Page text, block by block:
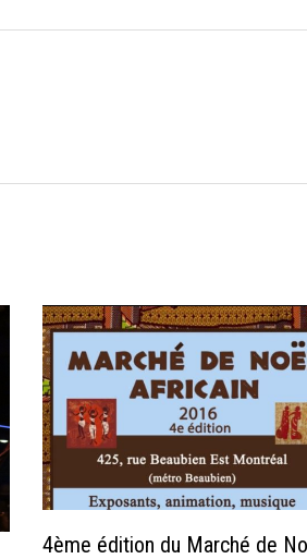
4ème édition du Marché de